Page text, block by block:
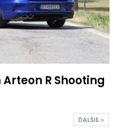
R Shooting
ĎALŠIE